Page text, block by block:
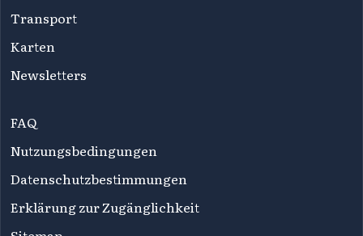
Transport
Karten
Newsletters
FAQ
Nutzungsbedingungen
Datenschutzbestimmungen
Erklärung zur Zugänglichkeit